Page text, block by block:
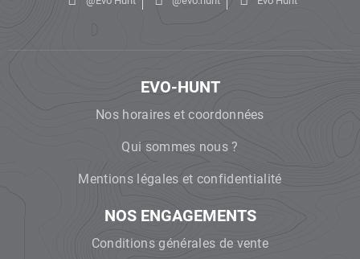
EVO-HUNT
Nos horaires et coordonnées
Qui sommes nous ?
Mentions légales et confidentialité
NOS ENGAGEMENTS
Conditions générales de vente